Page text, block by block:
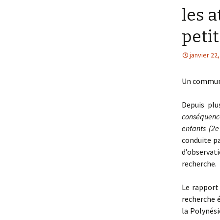
les
janvier
Un
Depuis
enfants
conduite
recherche.
Le
recherche
la